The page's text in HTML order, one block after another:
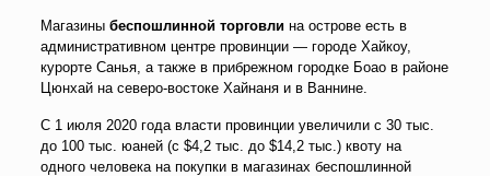
Магазины беспошлинной торговлина острове есть в
административном центре провинции — городе Хайкоу,
курорте Санья, а также в прибрежном городке Боао в районе
Цюнхай на северо-востоке Хайнаня и в Ваннине.
С 1 июля 2020 года власти провинции увеличили с 30 тыс.
до 100 тыс. юаней (с $4,2 тыс. до $14,2 тыс.) квоту на
одного человека на покупки в магазинах беспошлинной